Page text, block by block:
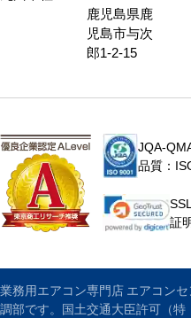
鹿児島県鹿
児島市与次
郎1-2-15
JQA-
品質：
証
業務用エアコン専門店 エアコン
調部です。国土交通大臣許可（